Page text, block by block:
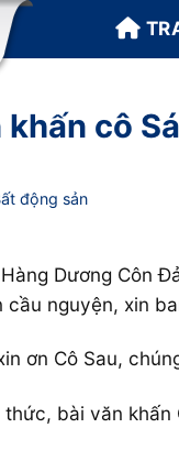
cô
động sản
Dương Côn
nguyện, xin
ơn Cô Sau,
bài văn